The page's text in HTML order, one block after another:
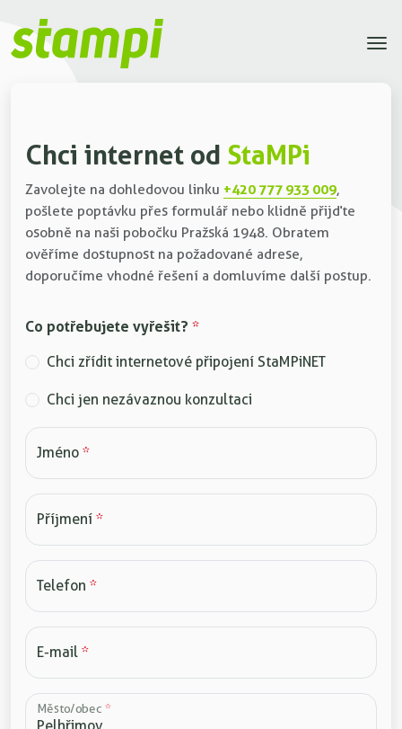
Chci internet od StaMPi
Zavolejte na dohledovou linku +420 777 933 009,
pošlete poptávku přes formulář nebo klidně přijďte
osobně na naši pobočku Pražská 1948. Obratem
ověříme dostupnost na požadované adrese,
doporučíme vhodné řešení a domluvíme další postup.
Co potřebujete vyřešit? *
Chci zřídit internetové připojení StaMPiNET
Chci jen nezávaznou konzultaci
Jméno *
Příjmení *
Telefon *
E-mail *
Město/obec *